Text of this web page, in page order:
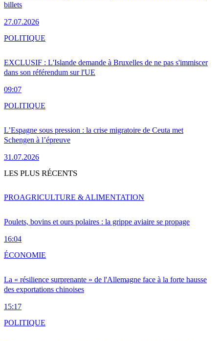
billets
27.07.2026
EXCLUSIF : L'Islande demande à Bruxelles de ne pas s'immiscer
dans son référendum sur l'UE
09:07
POLITIQUE
L’Espagne sous pression : la crise migratoire de Ceuta met
Schengen à l’épreuve
31.07.2026
POLITIQUE
LES PLUS RÉCENTS
Poulets, bovins et ours polaires : la grippe aviaire se propage
16:04
PROAGRICULTURE & ALIMENTATION
La « résilience surprenante » de l'Allemagne face à la forte hausse
des exportations chinoises
15:17
ÉCONOMIE
POLITIQUE